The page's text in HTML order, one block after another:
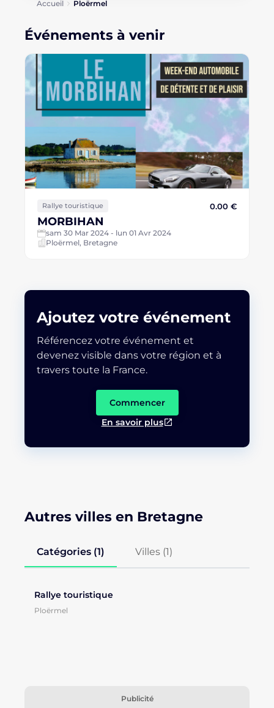
Accueil Ploërmel
Événements à venir
Rallye touristique 0.00 €
MORBIHAN
sam 30 Mar 2024 - lun 01 Avr 2024
Ploërmel, Bretagne
Ajoutez votre événement
Référencez votre événement et
devenez visible dans votre région et à
travers toute la France.
Commencer
En savoir plus
Autres villes en Bretagne
Catégories (1) Villes (1)
Rallye touristique
Ploërmel
Publicité